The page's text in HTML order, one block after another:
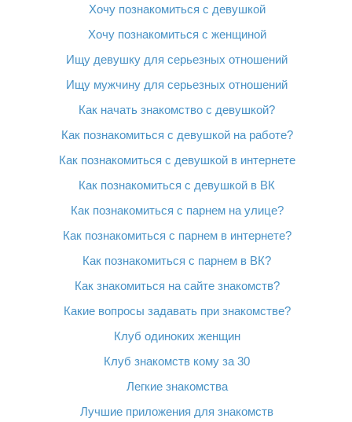
Хочу познакомиться с девушкой
Хочу познакомиться с женщиной
Ищу девушку для серьезных отношений
Ищу мужчину для серьезных отношений
Как начать знакомство с девушкой?
Как познакомиться с девушкой на работе?
Как познакомиться с девушкой в интернете
Как познакомиться с девушкой в ВК
Как познакомиться с парнем на улице?
Как познакомиться с парнем в интернете?
Как познакомиться с парнем в ВК?
Как знакомиться на сайте знакомств?
Какие вопросы задавать при знакомстве?
Клуб одиноких женщин
Клуб знакомств кому за 30
Легкие знакомства
Лучшие приложения для знакомств